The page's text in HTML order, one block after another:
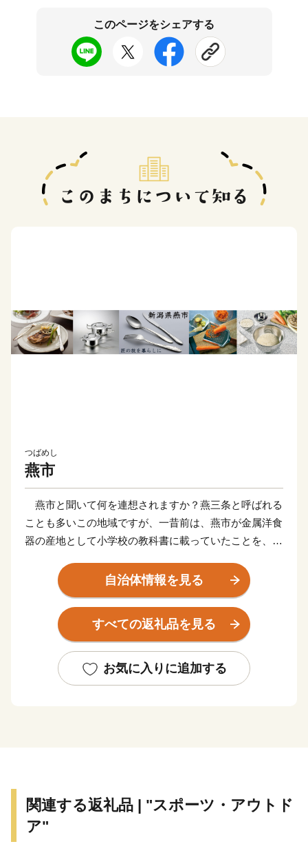
このページをシェアする
つばめし
燕市
燕市と聞いて何を連想されますか？燕三条と呼ばれる
ことも多いこの地域ですが、一昔前は、燕市が金属洋食
器の産地として小学校の教科書に載っていたことを、覚
イフなどの金属洋食器の国内生産シェアは90％以上を占
め、鍋やフライパン、包丁をはじめとした金属ハウスウ
ェアは全国生産額の約90%を占める、世界有数の金属加
工の生産地です。
燕産の金属洋食器がノーベル賞授賞式の晩餐会で使用さ
れています！その他、APECでの各国首脳へのお土産と
で、日々の生活にアクセントをつけてみてはいかがです
か？
自治体情報を見る
すべての返礼品を見る
お気に入りに追加する
関連する返礼品 | "スポーツ・アウトド
ア"